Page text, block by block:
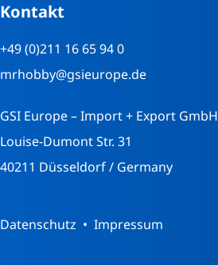
Kontakt
+49 (0)211 16 65 94 0
mrhobby@gsieurope.de
GSI Europe – Import + Export GmbH
Louise-Dumont Str. 31
40211 Düsseldorf / Germany
Datenschutz Impressum